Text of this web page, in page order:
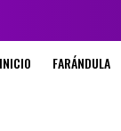
INICIO FARÁNDULA